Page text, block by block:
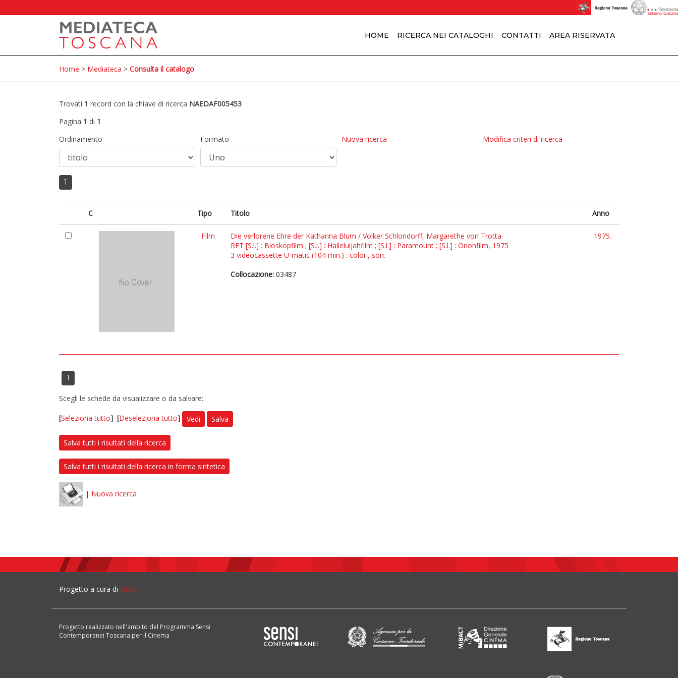
HOME RICERCA NEI CATALOGHI CONTATTI AREA RISERVATA
Home > Mediateca > Consulta il catalogo
Trovati 1 record con la chiave di ricerca NAEDAF005453
Pagina 1 di 1
Ordinamento
Formato Nuova ricerca Modifica criteri di ricerca
1
C Tipo Titolo Anno
Film
Die verlorene Ehre der Katharina Blum / Volker Schlondorff, Margarethe von Trotta
RFT [S.l.] : Bioskopfilm ; [S.l.] : Halleluijahfilm ; [S.l.] : Paramount ; [S.l.] : Orionfilm, 1975
3 videocassette U-matic (104 min.) : color., son.
Collocazione: 03487
1975.
1
Scegli le schede da visualizzare o da salvare:
[Seleziona tutto] [Deseleziona tutto] Vedi Salva
Salva tutti i risultati della ricerca
Salva tutti i risultati della ricerca in forma sintetica
| Nuova ricerca
Progetto a cura di DBA
Progetto realizzato nell'ambito del Programma Sensi
Contemporanei Toscana per il Cinema